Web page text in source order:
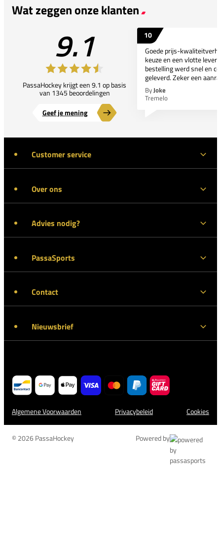
Wat zeggen onze klanten
9.1
PassaHockey krijgt een 9.1 op basis
van 1345 beoordelingen
Geef je mening
10
Goede prijs-
keuze en een vlotte
bestelling werd snel en
geleverd. Zeker een
ByJoke
Tremelo
Customer service
Over ons
Advies nodig?
PassaSports
Contact
Nieuwsbrief
Algemene Voorwaarden Privacybeleid Cookies
© 2026 PassaHockey Powered by